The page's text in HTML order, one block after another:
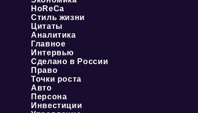
HoReCa
Стиль жизни
Цитаты
Аналитика
Главное
Интервью
Сделано в России
Право
Точки роста
Авто
Персона
Инвестиции